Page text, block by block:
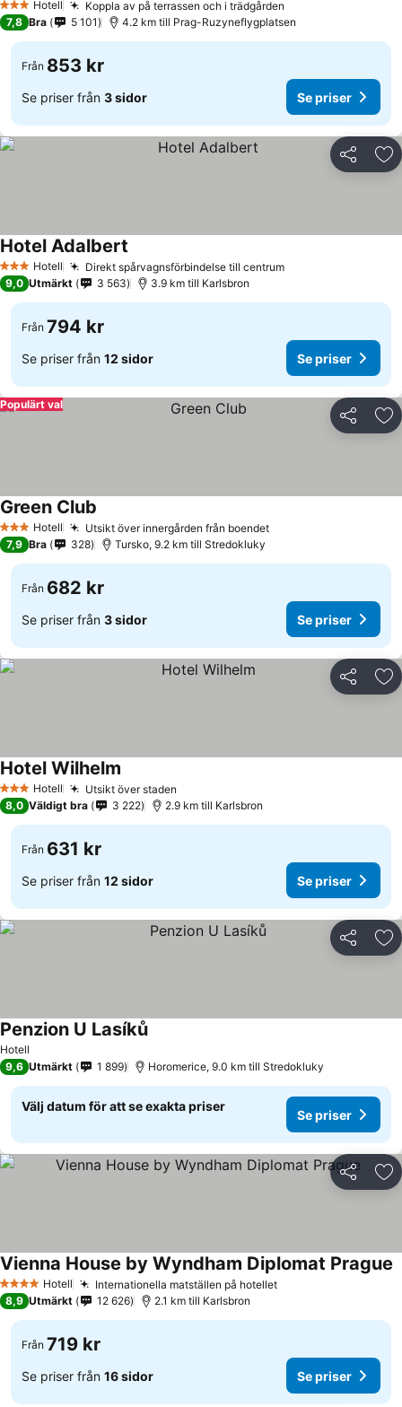
3 StjärnorHotell Koppla av på terrassen och i trädgården
7,8 Bra 5 101 4.2 km till Prag-Ruzyneflygplatsen
Från 853 kr
Se priser från 3 sidor Se priser
Dela
3 StjärnorHotell Direkt spårvagnsförbindelse till centrum
Hotel Adalbert
9,0 Utmärkt 3 563 3.9 km till Karlsbron
Från 794 kr
Se priser från 12 sidor Se priser
Dela
Populärt val
3 StjärnorHotell Utsikt över innergården från boendet
Green Club
7,9 Bra 328 Tursko, 9.2 km till Stredokluky
Från 682 kr
Se priser från 3 sidor Se priser
Dela
3 StjärnorHotell Utsikt över staden
Hotel Wilhelm
8,0 Väldigt bra 3 222 2.9 km till Karlsbron
Från 631 kr
Se priser från 12 sidor Se priser
Dela
Hotell
Penzion U Lasíků
9,6 Utmärkt 1 899 Horomerice, 9.0 km till Stredokluky
Välj datum för att se exakta priser
Se priser
Dela
4 StjärnorHotell Internationella matställen på hotellet
Vienna House by Wyndham Diplomat Prague
8,9 Utmärkt 12 626 2.1 km till Karlsbron
Från 719 kr
Se priser från 16 sidor Se priser